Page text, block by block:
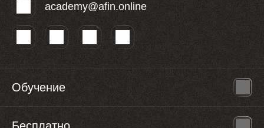
academy@afin.online
Обучение